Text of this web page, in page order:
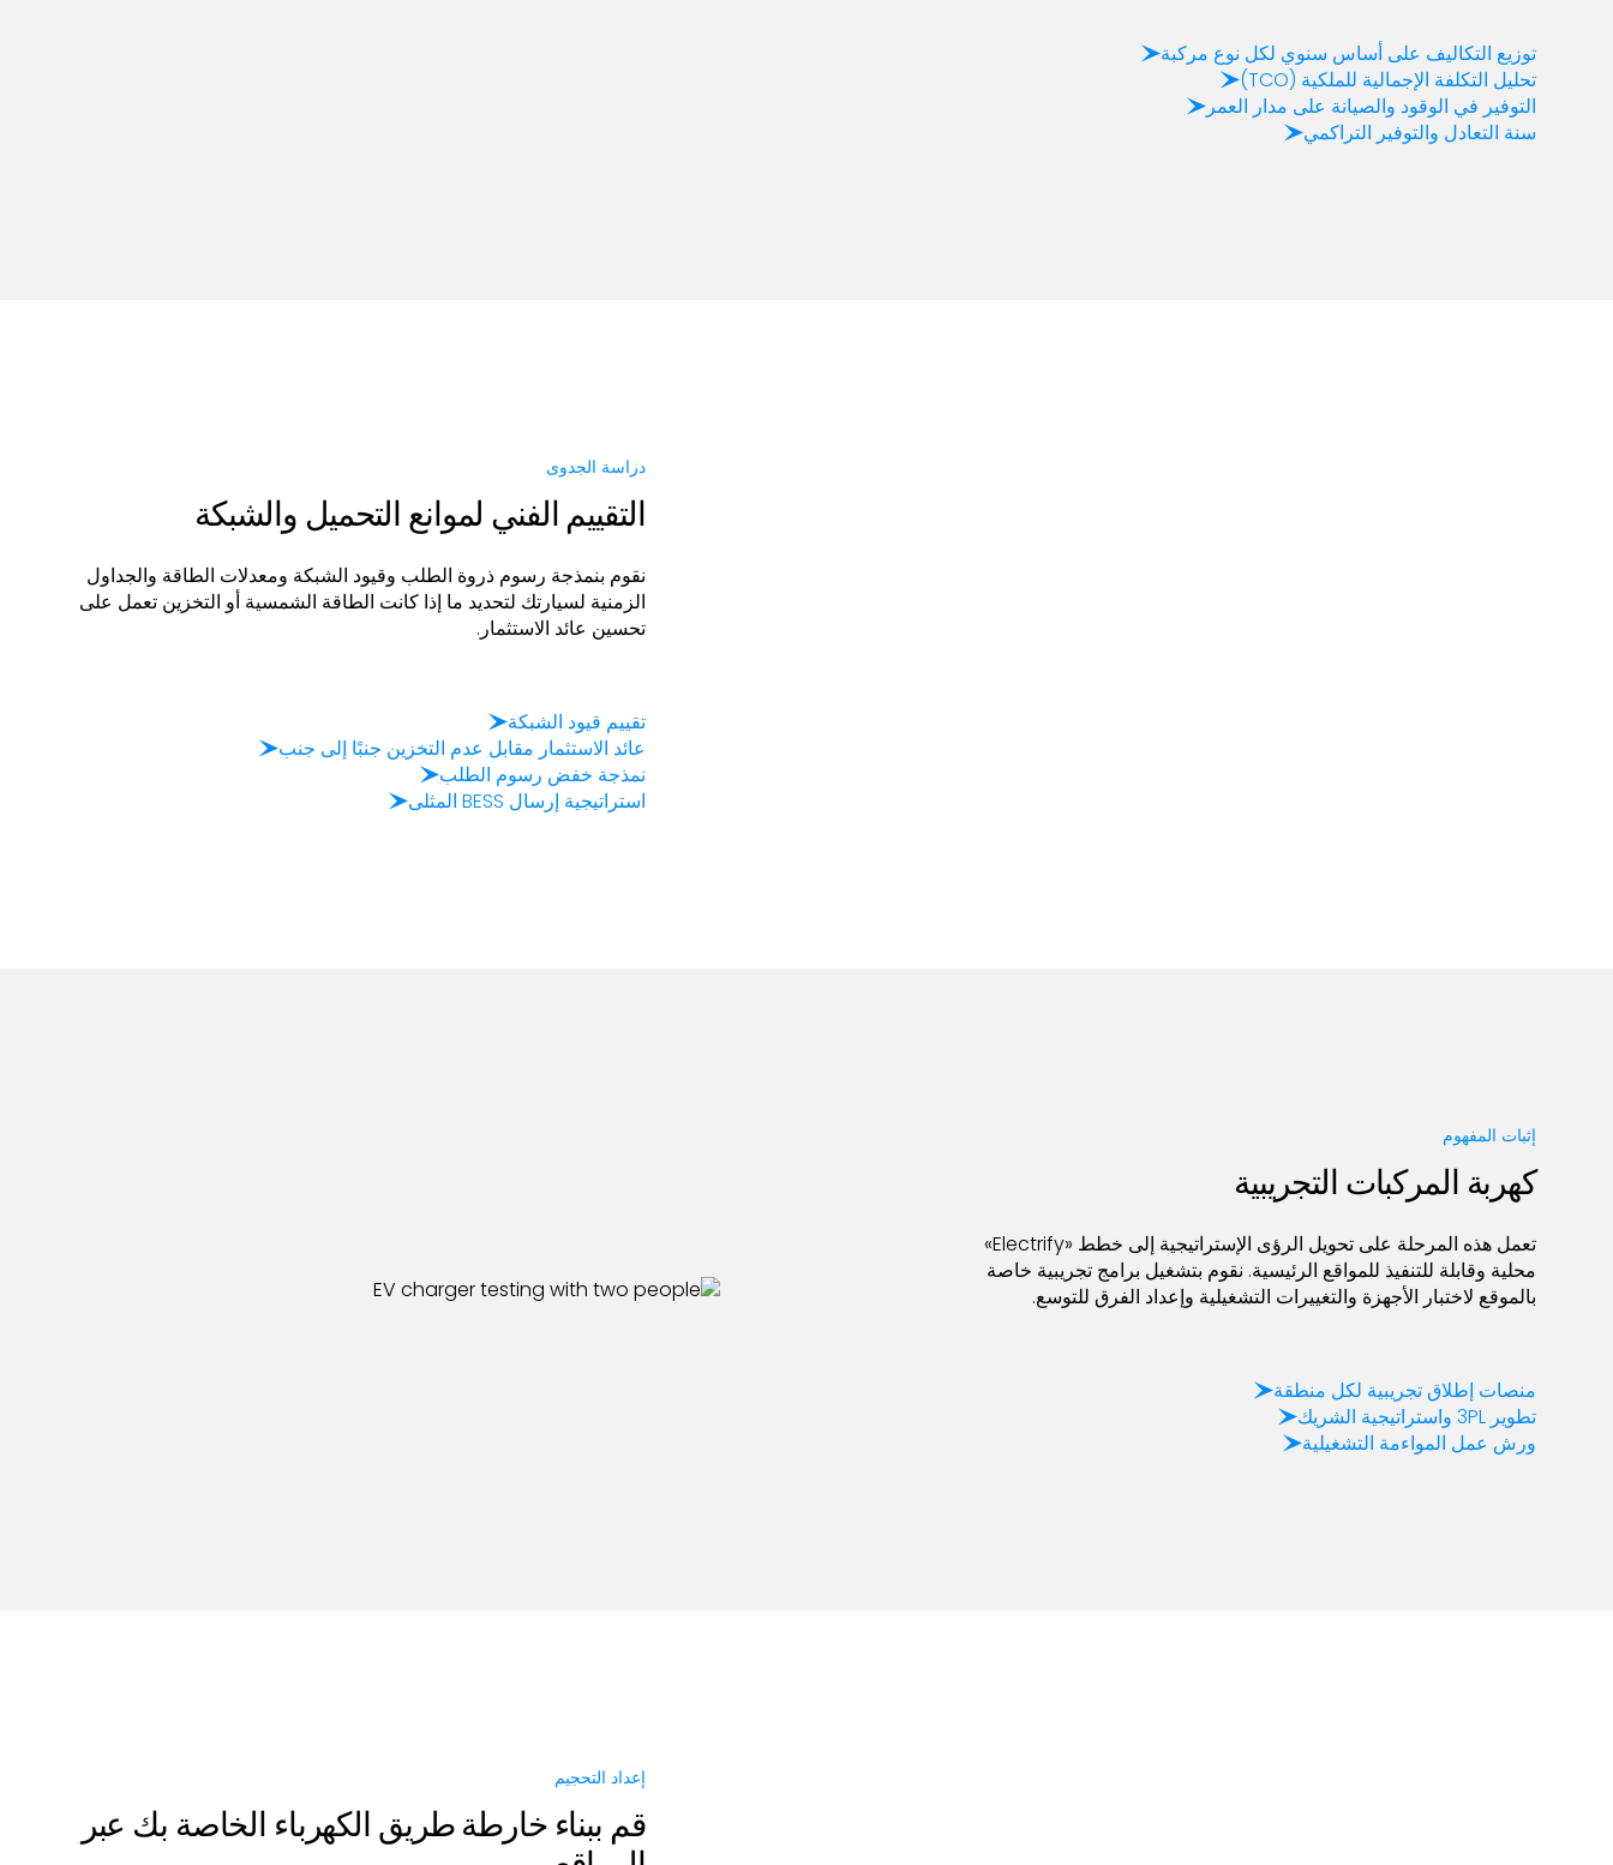
توزيع التكاليف على أساس سنوي لكل نوع مركبة
تحليل التكلفة الإجمالية للملكية (TCO)
التوفير في الوقود والصيانة على مدار العمر
سنة التعادل والتوفير التراكمي
دراسة الجدوى
التقييم الفني لموانع التحميل والشبكة
نقوم بنمذجة رسوم ذروة الطلب وقيود الشبكة ومعدلات الطاقة والجداول
الزمنية لسيارتك لتحديد ما إذا كانت الطاقة الشمسية أو التخزين تعمل على
تحسين عائد الاستثمار.
تقييم قيود الشبكة
عائد الاستثمار مقابل عدم التخزين جنبًا إلى جنب
نمذجة خفض رسوم الطلب
استراتيجية إرسال BESS المثلى
إثبات المفهوم
كهربة المركبات التجريبية
تعمل هذه المرحلة على تحويل الرؤى الإستراتيجية إلى خطط «Electrify»
محلية وقابلة للتنفيذ للمواقع الرئيسية. نقوم بتشغيل برامج تجريبية خاصة
بالموقع لاختبار الأجهزة والتغييرات التشغيلية وإعداد الفرق للتوسع.
منصات إطلاق تجريبية لكل منطقة
تطوير 3PL واستراتيجية الشريك
ورش عمل المواءمة التشغيلية
إعداد التحجيم
قم ببناء خارطة طريق الكهرباء الخاصة بك عبر